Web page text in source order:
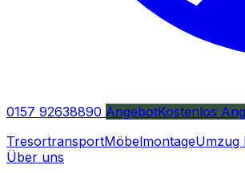
0157 92638890 AngebotKostenlos
TresortransportMöbelmontageUmzug
Über uns